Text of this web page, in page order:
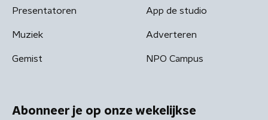
Presentatoren
Muziek
Gemist
App de studio
Adverteren
NPO Campus
Abonneer je op onze wekelijkse